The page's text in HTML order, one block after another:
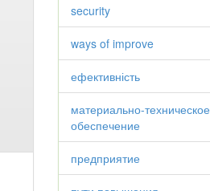
security
ways of improve
ефективність
материально-техническое
обеспечение
предприятие